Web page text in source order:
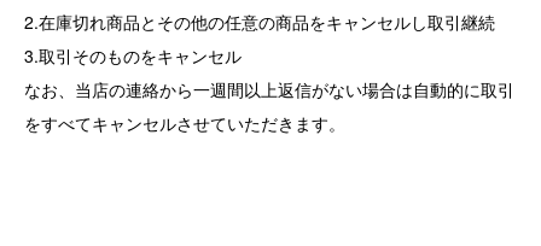
2.在庫切れ商品とその他の任意の商品をキャンセルし取引継続
3.取引そのものをキャンセル
なお、当店の連絡から一週間以上返信がない場合は自動的に取引
をすべてキャンセルさせていただきます。